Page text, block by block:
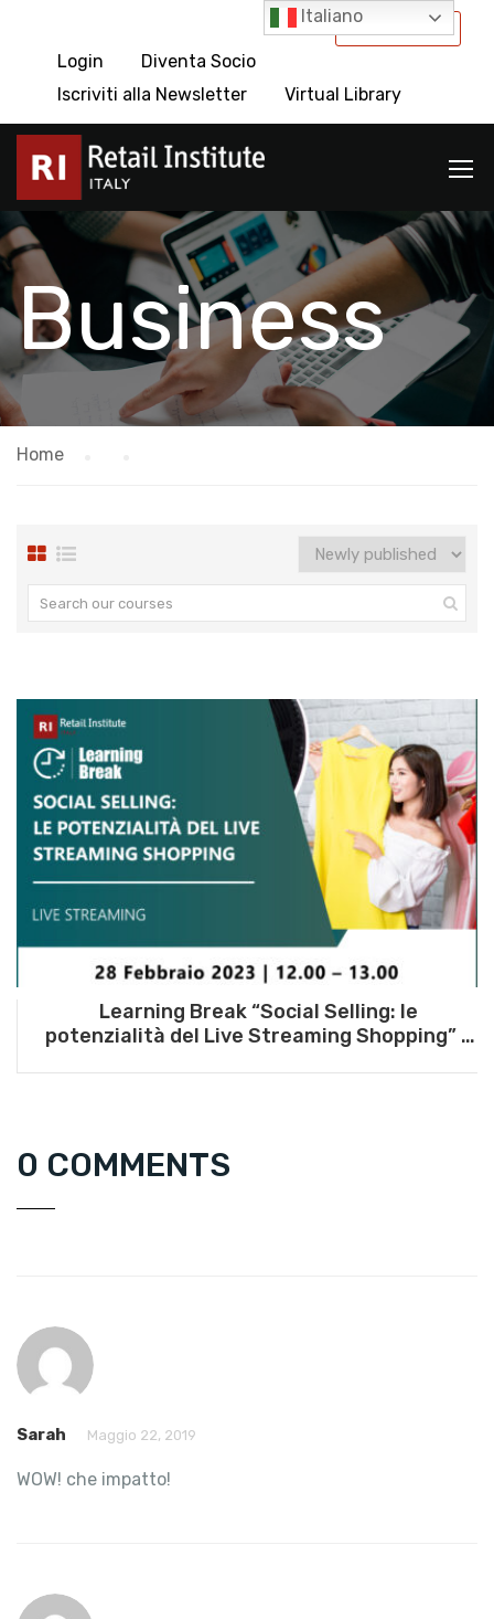
International
Login
Diventa Socio
Iscriviti alla Newsletter
Virtual Library
Business
Home
Learning Break “Social Selling: le
potenzialità del Live Streaming Shopping” –
0 COMMENTS
Sarah Maggio 22, 2019
WOW! che impatto!
Italiano